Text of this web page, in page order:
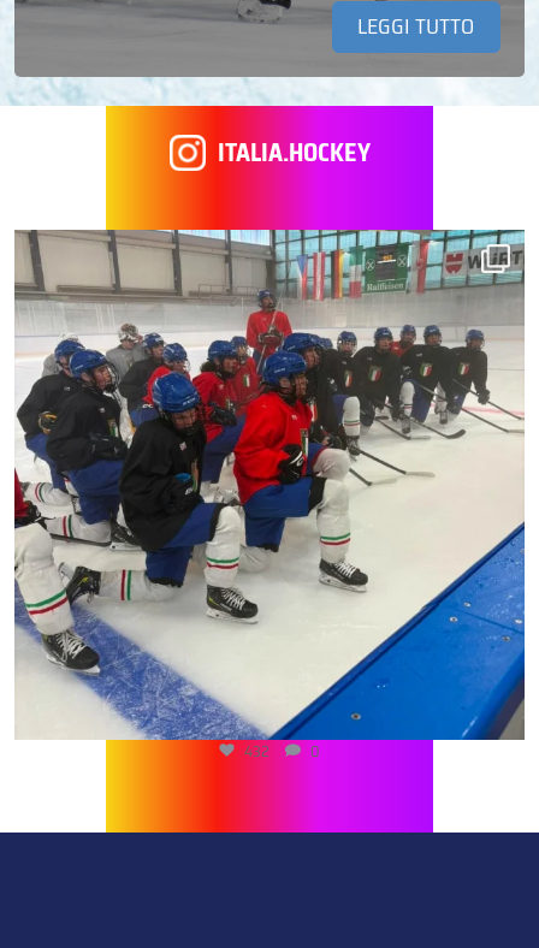
LEGGI TUTTO
ITALIA.HOCKEY
432 0